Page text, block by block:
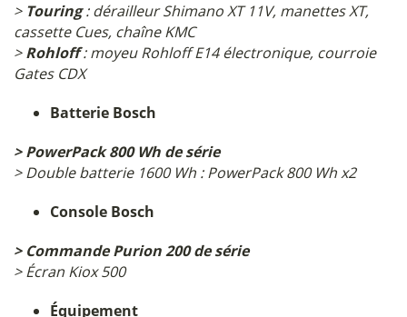
> Touring: dérailleur Shimano XT 11V, manettes XT,
cassette Cues, chaîne KMC
>Rohloff: moyeu Rohloff E14 électronique, courroie
Gates CDX
Batterie Bosch
> PowerPack 800 Wh de série
> Double batterie 1600 Wh : PowerPack 800 Wh x2
Console Bosch
> Commande Purion 200 de série
> Écran Kiox 500
Équipement